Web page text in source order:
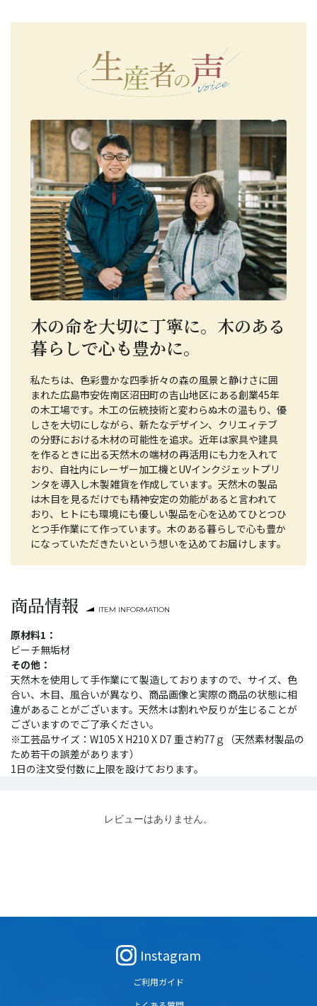
木の命を大切に丁寧に。木のある
暮らしで心も豊かに。
私たちは、色彩豊かな四季折々の森の風景と静けさに囲
まれた広島市安佐南区沼田町の吉山地区にある創業45年
の木工場です。木工の伝統技術と変わらぬ木の温もり、優
しさを大切にしながら、新たなデザイン、クリエィテブ
の分野における木材の可能性を追求。近年は家具や建具
を作るときに出る天然木の端材の再活用にも力を入れて
おり、自社内にレーザー加工機とUVインクジェットプリ
ンタを導入し木製雑貨を作成しています。天然木の製品
は木目を見るだけでも精神安定の効能があると言われて
おり、ヒトにも環境にも優しい製品を心を込めてひとつひ
とつ手作業にて作っています。木のある暮らしで心も豊か
になっていただきたいという想いを込めてお届けします。
商品情報 ITEM INFORMATION
原材料1：
ビーチ無垢材
その他：
天然木を使用して手作業にて製造しておりますので、サイズ、色
合い、木目、風合いが異なり、商品画像と実際の商品の状態に相
違があることがございます。天然木は割れや反りが生じることが
ございますのでご了承ください。
※工芸品サイズ：W105 X H210 X D7 重さ約77ｇ（天然素材製品の
ため若干の誤差があります）
1日の注文受付数に上限を設けております。
レビューはありません。
Instagram
ご利用ガイド